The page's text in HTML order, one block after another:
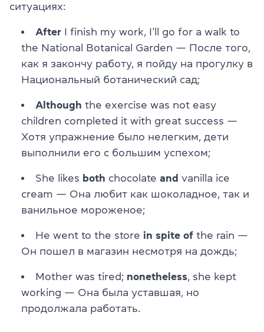
ситуациях:
After I finish my work, I’ll go for a walk to
the National Botanical Garden — После того,
как я закончу работу, я пойду на прогулку в
Национальный ботанический сад;
Although the exercise was not easy
children completed it with great success —
Хотя упражнение было нелегким, дети
выполнили его с большим успехом;
She likes both chocolate and vanilla ice
cream — Она любит как шоколадное, так и
ванильное мороженое;
He went to the store in spite of the rain —
Он пошел в магазин несмотря на дождь;
Mother was tired; nonetheless, she kept
working — Она была уставшая, но
продолжала работать.